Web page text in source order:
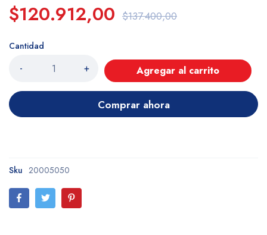
$120.912,00 $137.400,00
Cantidad
- + Agregar al carrito
Comprar ahora
Sku 20005050